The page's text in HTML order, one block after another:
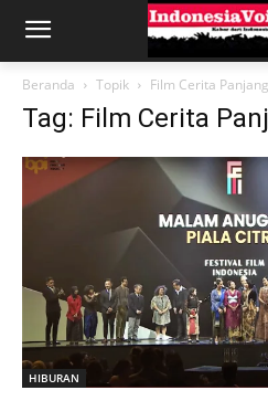
Beranda Topik Film Cerita
Tag: Film Cerita
HIBURAN